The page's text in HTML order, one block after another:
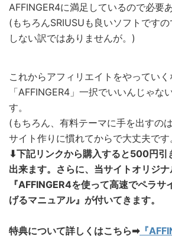
AFFINGER4に満足しているので必要
(もちろんSRIUSUも良いソフトです
しない訳ではありませんが。)
これからアフィリエイトをやってい
「AFFINGER4」一択でいいんじゃな
す。
(もちろん、有料テーマに手を出すの
サイト作りに慣れてからで大丈夫です
⬇︎下記リンクから購入すると500円
出来ます。さらに、当サイトオリジ
『AFFINGER4を使って高速でペラサ
げるマニュアル』が付いてきます。
特典について詳しくはこちら➡『